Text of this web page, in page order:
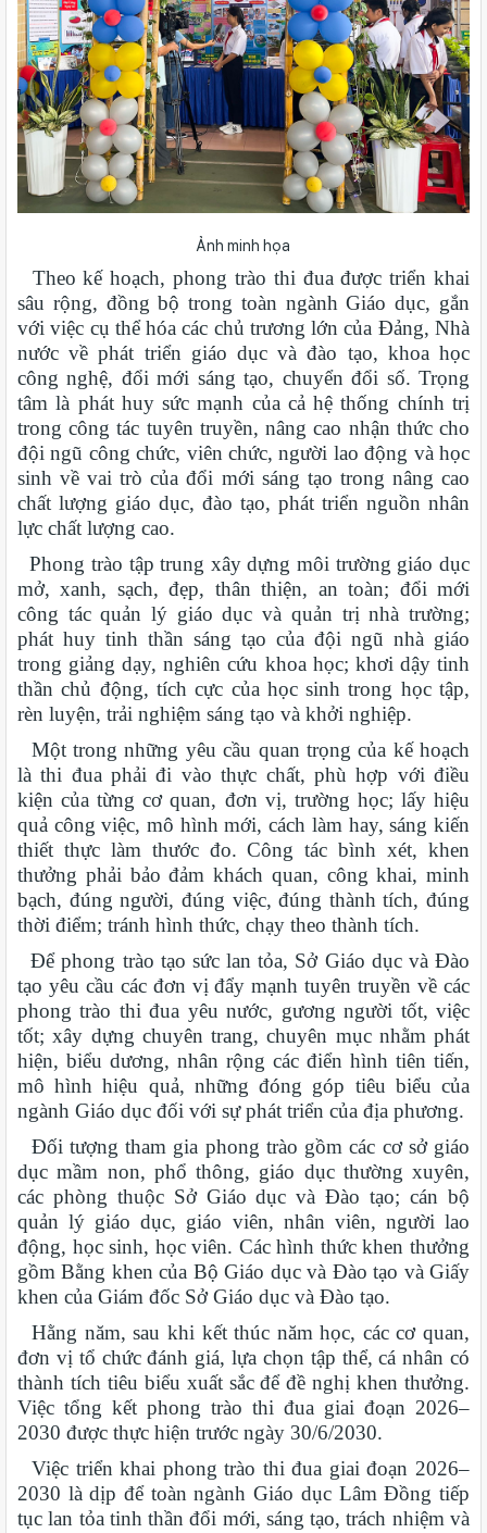
Ảnh minh họa
Theo kế hoạch, phong trào thi đua được triển khai
sâu rộng, đồng bộ trong toàn ngành Giáo dục, gắn
với việc cụ thể hóa các chủ trương lớn của Đảng, Nhà
nước về phát triển giáo dục và đào tạo, khoa học
công nghệ, đổi mới sáng tạo, chuyển đổi số. Trọng
tâm là phát huy sức mạnh của cả hệ thống chính trị
trong công tác tuyên truyền, nâng cao nhận thức cho
đội ngũ công chức, viên chức, người lao động và học
sinh về vai trò của đổi mới sáng tạo trong nâng cao
chất lượng giáo dục, đào tạo, phát triển nguồn nhân
lực chất lượng cao.
Phong trào tập trung xây dựng môi trường giáo dục
mở, xanh, sạch, đẹp, thân thiện, an toàn; đổi mới
công tác quản lý giáo dục và quản trị nhà trường;
phát huy tinh thần sáng tạo của đội ngũ nhà giáo
trong giảng dạy, nghiên cứu khoa học; khơi dậy tinh
thần chủ động, tích cực của học sinh trong học tập,
rèn luyện, trải nghiệm sáng tạo và khởi nghiệp.
Một trong những yêu cầu quan trọng của kế hoạch
là thi đua phải đi vào thực chất, phù hợp với điều
kiện của từng cơ quan, đơn vị, trường học; lấy hiệu
quả công việc, mô hình mới, cách làm hay, sáng kiến
thiết thực làm thước đo. Công tác bình xét, khen
thưởng phải bảo đảm khách quan, công khai, minh
bạch, đúng người, đúng việc, đúng thành tích, đúng
thời điểm; tránh hình thức, chạy theo thành tích.
Để phong trào tạo sức lan tỏa, Sở Giáo dục và Đào
tạo yêu cầu các đơn vị đẩy mạnh tuyên truyền về các
phong trào thi đua yêu nước, gương người tốt, việc
tốt; xây dựng chuyên trang, chuyên mục nhằm phát
hiện, biểu dương, nhân rộng các điển hình tiên tiến,
mô hình hiệu quả, những đóng góp tiêu biểu của
ngành Giáo dục đối với sự phát triển của địa phương.
Đối tượng tham gia phong trào gồm các cơ sở giáo
dục mầm non, phổ thông, giáo dục thường xuyên,
các phòng thuộc Sở Giáo dục và Đào tạo; cán bộ
quản lý giáo dục, giáo viên, nhân viên, người lao
động, học sinh, học viên. Các hình thức khen thưởng
gồm Bằng khen của Bộ Giáo dục và Đào tạo và Giấy
khen của Giám đốc Sở Giáo dục và Đào tạo.
Hằng năm, sau khi kết thúc năm học, các cơ quan,
đơn vị tổ chức đánh giá, lựa chọn tập thể, cá nhân có
thành tích tiêu biểu xuất sắc để đề nghị khen thưởng.
Việc tổng kết phong trào thi đua giai đoạn 2026–
2030 được thực hiện trước ngày 30/6/2030.
Việc triển khai phong trào thi đua giai đoạn 2026–
2030 là dịp để toàn ngành Giáo dục Lâm Đồng tiếp
tục lan tỏa tinh thần đổi mới, sáng tạo, trách nhiệm và